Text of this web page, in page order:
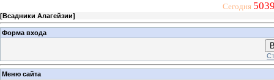
Сегодня
[Всадники Алагейзии]
Форма входа
Меню сайта